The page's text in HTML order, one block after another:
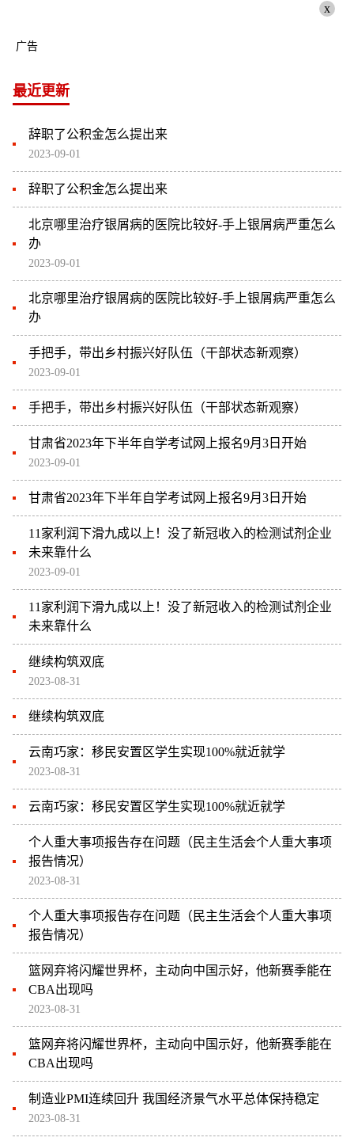
x
广告
最近更新
辞职了公积金怎么提出来
2023-09-01
辞职了公积金怎么提出来
北京哪里治疗银屑病的医院比较好-手上银屑病严重怎么
办
2023-09-01
北京哪里治疗银屑病的医院比较好-手上银屑病严重怎么
办
手把手，带出乡村振兴好队伍（干部状态新观察）
2023-09-01
手把手，带出乡村振兴好队伍（干部状态新观察）
甘肃省2023年下半年自学考试网上报名9月3日开始
2023-09-01
甘肃省2023年下半年自学考试网上报名9月3日开始
11家利润下滑九成以上！没了新冠收入的检测试剂企业
未来靠什么
2023-09-01
11家利润下滑九成以上！没了新冠收入的检测试剂企业
未来靠什么
继续构筑双底
2023-08-31
继续构筑双底
云南巧家：移民安置区学生实现100%就近就学
2023-08-31
云南巧家：移民安置区学生实现100%就近就学
个人重大事项报告存在问题（民主生活会个人重大事项
报告情况）
2023-08-31
个人重大事项报告存在问题（民主生活会个人重大事项
报告情况）
篮网弃将闪耀世界杯，主动向中国示好，他新赛季能在
CBA出现吗
2023-08-31
篮网弃将闪耀世界杯，主动向中国示好，他新赛季能在
CBA出现吗
制造业PMI连续回升 我国经济景气水平总体保持稳定
2023-08-31